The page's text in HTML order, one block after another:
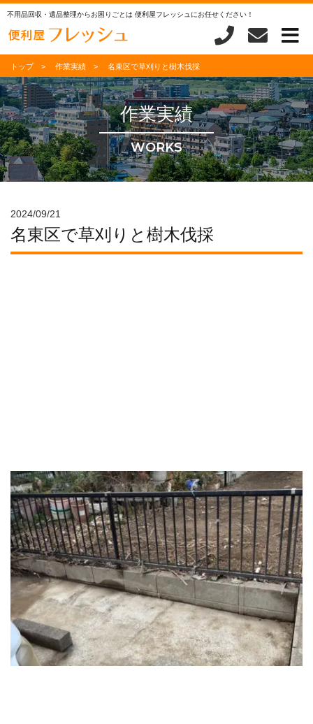
不用品回収・遺品整理からお困りごとは 便利屋フレッシュにお任せください！
トップ 作業実績 名東区で草刈りと樹木伐採
作業実績
WORKS
2024/09/21
名東区で草刈りと樹木伐採